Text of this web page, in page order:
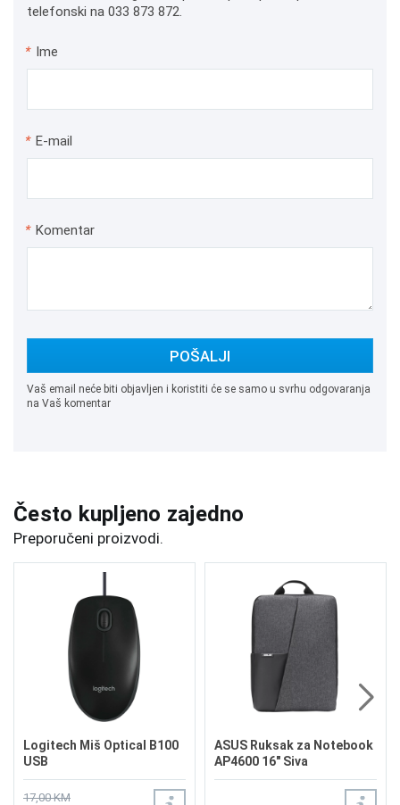
telefonski na 033 873 872.
* Ime
* E-mail
* Komentar
POŠALJI
Vaš email neće biti objavljen i koristiti će se samo u svrhu odgovaranja
na Vaš komentar
Često kupljeno zajedno
Preporučeni proizvodi.
Logitech Miš Optical B100
USB
17,00 KM
ASUS Ruksak za Notebook
AP4600 16" Siva